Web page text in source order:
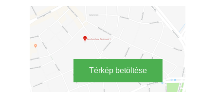
Térkép betöltése